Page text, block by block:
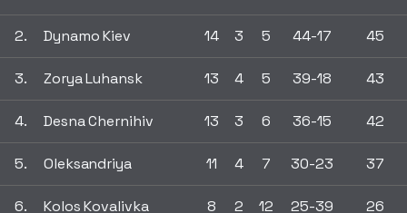
2. Dynamo Kiev 14 3 5 44-17 45
3. Zorya Luhansk 13 4 5 39-18 43
4. Desna Chernihiv 13 3 6 36-15 42
5. Oleksandriya 11 4 7 30-23 37
6. Kolos Kovalivka 8 2 12 25-39 26